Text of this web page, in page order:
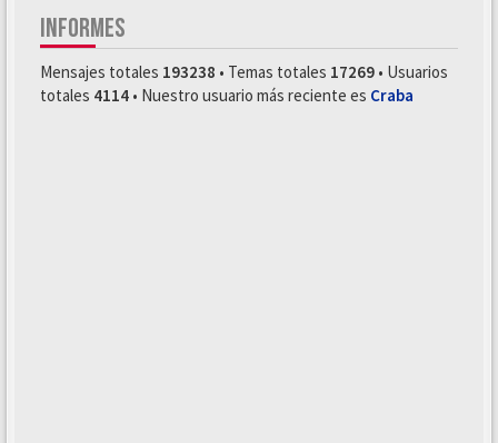
INFORMES
Mensajes totales 193238 • Temas totales 17269 • Usuarios
totales 4114 • Nuestro usuario más reciente es Craba